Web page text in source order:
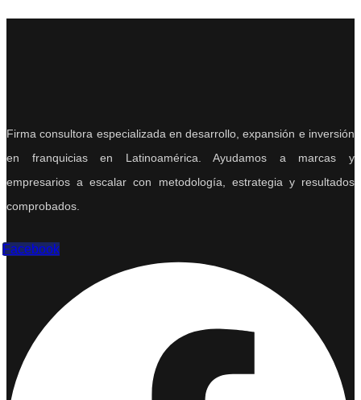
Firma consultora especializada en desarrollo, expansión e inversión
en franquicias en Latinoamérica. Ayudamos a marcas y
empresarios a escalar con metodología, estrategia y resultados
comprobados.
Facebook